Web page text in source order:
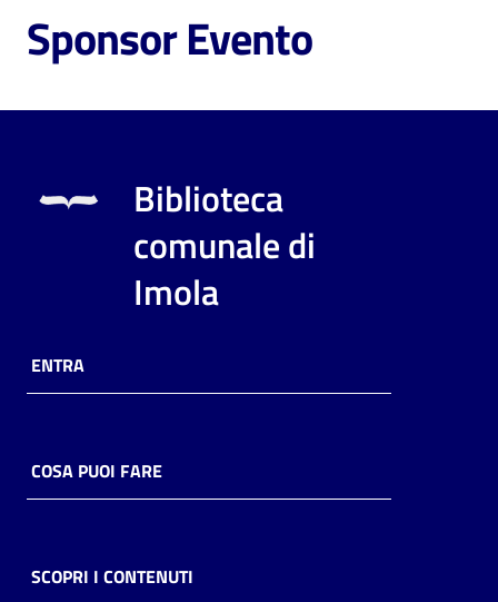
Cosa
fare
Scopri
online
Piani
Sponsor Evento
Biblioteca
comunale di
Imola
ENTRA
COSA PUOI FARE
SCOPRI I CONTENUTI